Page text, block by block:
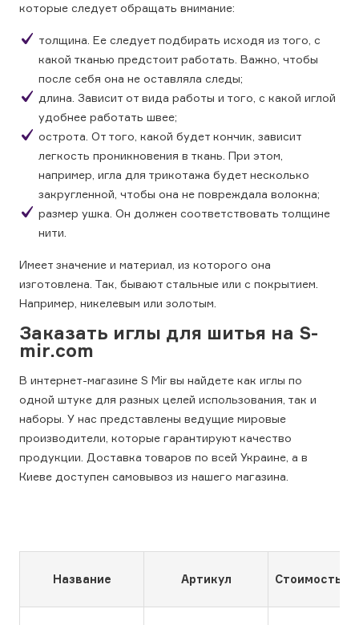
которые следует обращать внимание:
толщина. Ее следует подбирать исходя из того, с
какой тканью предстоит работать. Важно, чтобы
после себя она не оставляла следы;
длина. Зависит от вида работы и того, с какой иглой
удобнее работать швее;
острота. От того, какой будет кончик, зависит
легкость проникновения в ткань. При этом,
например, игла для трикотажа будет несколько
закругленной, чтобы она не повреждала волокна;
размер ушка. Он должен соответствовать толщине
нити.
Имеет значение и материал, из которого она
изготовлена. Так, бывают стальные или с покрытием.
Например, никелевым или золотым.
Заказать иглы для шитья на S-
mir.com
В интернет-магазине S Mir вы найдете как иглы по
одной штуке для разных целей использования, так и
наборы. У нас представлены ведущие мировые
производители, которые гарантируют качество
продукции. Доставка товаров по всей Украине, а в
Киеве доступен самовывоз из нашего магазина.
Название Артикул Стоимость